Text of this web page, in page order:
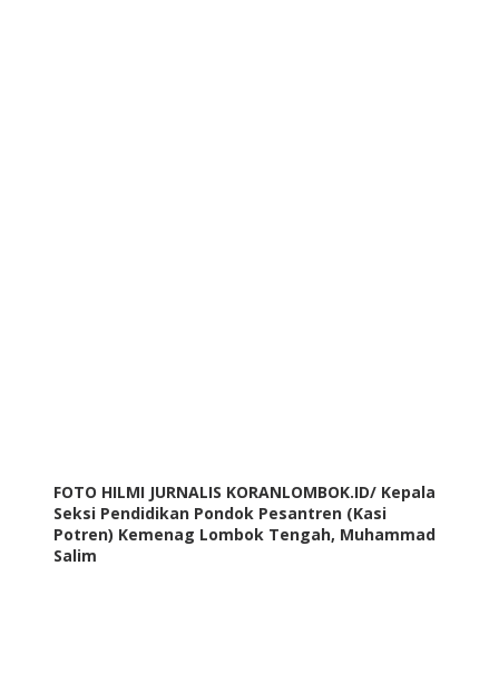
FOTO HILMI JURNALIS KORANLOMBOK.ID/ Kepala
Seksi Pendidikan Pondok Pesantren (Kasi
Potren) Kemenag Lombok Tengah, Muhammad
Salim